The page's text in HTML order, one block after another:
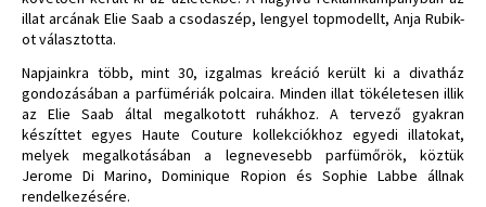
illat arcának Elie Saab a csodaszép, lengyel topmodellt, Anja Rubik-
ot választotta.
Napjainkra több, mint 30, izgalmas kreáció került ki a divatház
gondozásában a parfümériák polcaira. Minden illat tökéletesen illik
az Elie Saab által megalkotott ruhákhoz. A tervező gyakran
készíttet egyes Haute Couture kollekciókhoz egyedi illatokat,
melyek megalkotásában a legnevesebb parfümőrök, köztük
Jerome Di Marino, Dominique Ropion és Sophie Labbe állnak
rendelkezésére.